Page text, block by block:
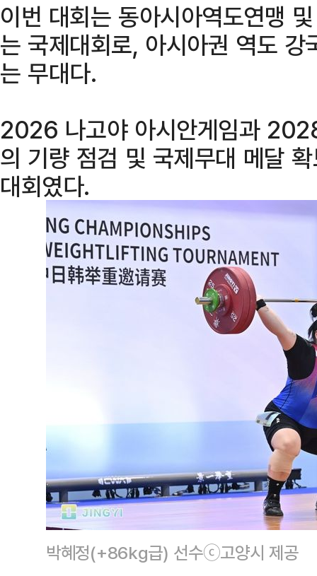
이번 대회는 동아시아역도연맹
는 국제대회로, 아시아권 역도
는 무대다.
2026 나고야 아시안게임과
의 기량 점검 및 국제무대 메달
대회였다.
박혜정(+86kg급) 선수ⓒ고양시 제공